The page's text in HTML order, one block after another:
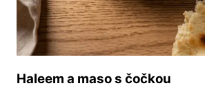
Haleem a maso s čočkou